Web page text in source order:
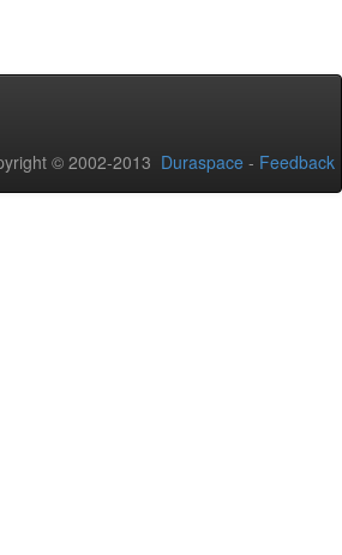
© 2002-2013 Duraspace - Feedback